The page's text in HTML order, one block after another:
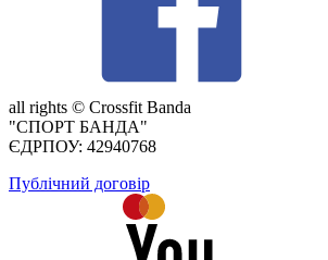
all rights © Crossfit Banda
"СПОРТ БАНДА"
ЄДРПОУ: 42940768
Публічний договір